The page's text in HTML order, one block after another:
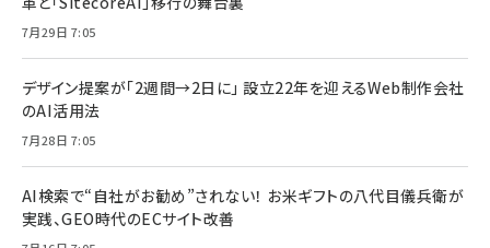
7月29日 7:05
デザイン提案が「2週間→2日に」 設立22年を迎えるWeb制作会社
のAI活用法
7月28日 7:05
AI検索で“自社がお勧め”されない！ お米ギフトの八代目儀兵衛が
実践、GEO時代のECサイト改善